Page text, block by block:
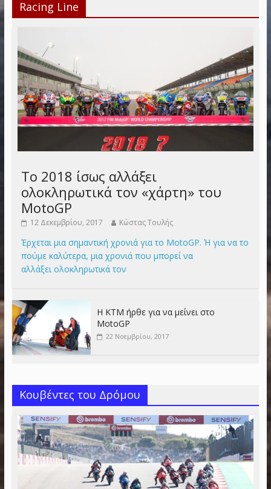
Racing Line
Το 2018 ίσως αλλάξει
ολοκληρωτικά τον «χάρτη» του
MotoGP
12 Δεκεμβρίου, 2017 Κώστας Τουλής
Έρχεται μια σημαντική χρονιά για το MotoGP. Ή για να το
πούμε καλύτερα, μια χρονιά που μπορεί να
αλλάξει ολοκληρωτικά τον
Η KTM ήρθε για να μείνει στο
MotoGP
22 Νοεμβρίου, 2017
Κουβέντες του Δρόμου